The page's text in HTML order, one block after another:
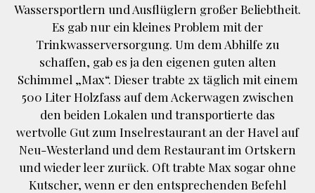
Wassersportlern und Ausflüglern großer Beliebtheit.
Es gab nur ein kleines Problem mit der
Trinkwasserversorgung. Um dem Abhilfe zu
schaffen, gab es ja den eigenen guten alten
Schimmel „Max“. Dieser trabte 2x täglich mit einem
500 Liter Holzfass auf dem Ackerwagen zwischen
den beiden Lokalen und transportierte das
wertvolle Gut zum Inselrestaurant an der Havel auf
Neu-Westerland und dem Restaurant im Ortskern
und wieder leer zurück. Oft trabte Max sogar ohne
Kutscher, wenn er den entsprechenden Befehl